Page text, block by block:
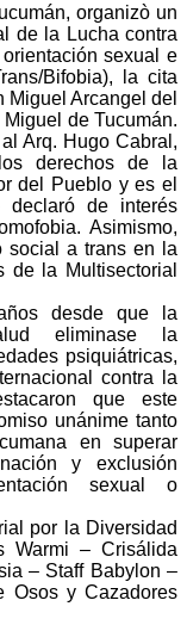
organizò un
de la Lucha contra
sexual e
Bifobia), la cita
Arcangel del
de Tucumán.
Arq. Hugo Cabral,
derechos de la
del Pueblo y es el
de interés
Asimismo,
social a trans en la
de la Multisectorial
desde que la
eliminase la
psiquiátricas,
contra la
que este
unánime tanto
en superar
y exclusión
sexual o
por la Diversidad
Warmi – Crisálida
– Staff Babylon –
Osos y Cazadores